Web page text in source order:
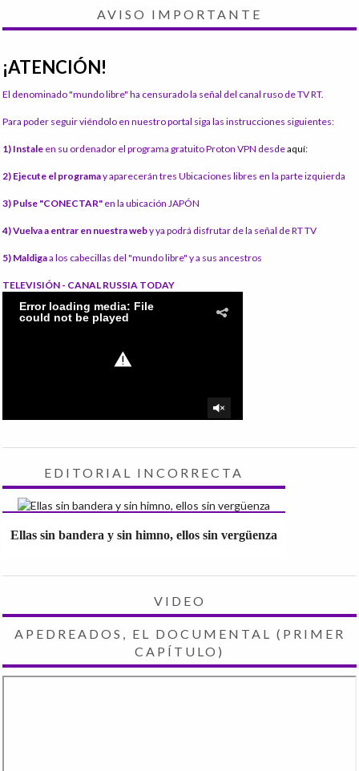
AVISO IMPORTANTE
¡ATENCIÓN!
El denominado "mundo libre" ha censurado la señal del canal ruso de TV RT.
Para poder seguir viéndolo en nuestro portal siga las instrucciones siguientes:
1) Instale en su ordenador el programa gratuito Proton VPN desdeaquí:
2) Ejecute el programay aparecerán tres Ubicaciones libres en la parte izquierda
3) Pulse "CONECTAR" en la ubicación JAPÓN
4) Vuelva a entrar en nuestra weby ya podrá disfrutar de la señal de RT TV
5) Maldigaa los cabecillas del "mundo libre" y a sus ancestros
TELEVISIÓN - CANAL RUSSIA TODAY
EDITORIAL INCORRECTA
Ellas sin bandera y sin himno, ellos sin vergüenza
VIDEO
APEDREADOS, EL DOCUMENTAL (PRIMER
CAPÍTULO)